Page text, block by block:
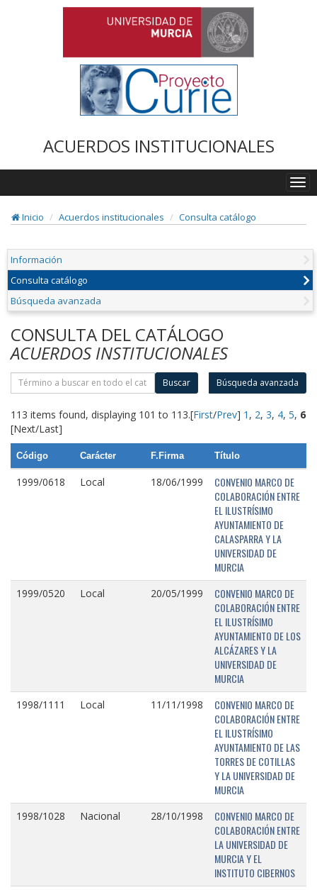
ACUERDOS INSTITUCIONALES
Inicio
Acuerdos institucionales Consulta catálogo
Información
Consulta catálogo
Búsqueda avanzada
CONSULTA DEL CATÁLOGO
ACUERDOS INSTITUCIONALES
Buscar Búsqueda avanzada
113 items found, displaying 101 to 113.[First/Prev] 1 , 2, 3, 4, 5, 6
[Next/Last]
Código Carácter F.Firma Título
1999/0618 Local 18/06/1999
CONVENIO MARCO DE
COLABORACIÓN ENTRE
EL ILUSTRÍSIMO
AYUNTAMIENTO DE
CALASPARRA Y LA
UNIVERSIDAD DE
MURCIA
1999/0520 Local 20/05/1999
CONVENIO MARCO DE
COLABORACIÓN ENTRE
EL ILUSTRÍSIMO
AYUNTAMIENTO DE LOS
ALCÁZARES Y LA
UNIVERSIDAD DE
MURCIA
1998/1111 Local 11/11/1998
CONVENIO MARCO DE
COLABORACIÓN ENTRE
EL ILUSTRÍSIMO
AYUNTAMIENTO DE LAS
TORRES DE COTILLAS
Y LA UNIVERSIDAD DE
MURCIA
1998/1028 Nacional 28/10/1998
CONVENIO MARCO DE
COLABORACIÓN ENTRE
LA UNIVERSIDAD DE
MURCIA Y EL
INSTITUTO CIBERNOS